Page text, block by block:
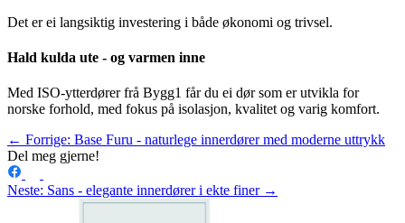
Det er ei langsiktig investering i både økonomi og trivsel.
Hald kulda ute - og varmen inne
Med ISO-ytterdører frå Bygg1 får du ei dør som er utvikla for
norske forhold, med fokus på isolasjon, kvalitet og varig komfort.
← Forrige: Base Furu - naturlege innerdører med moderne uttrykk
Del meg gjerne!
Neste: Sans - elegante innerdører i ekte finer →